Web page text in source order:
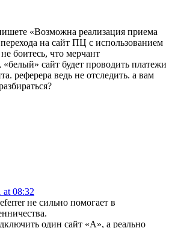
«Возможна реализация приема
на сайт ПЦ с использованием
боитесь, что мерчант
«белый» сайт будет проводить платежи
реферера ведь не отследить. а вам
08:32
не сильно помогает в
один сайт «A», а реально